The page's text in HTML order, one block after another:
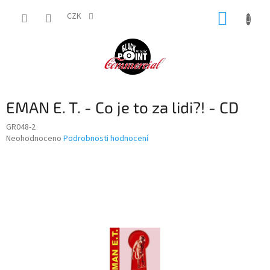
CZK
EMAN E. T. - Co je to za lidi?! - CD
GR048-2
Průměrné
Neohodnoceno Podrobnosti hodnocení